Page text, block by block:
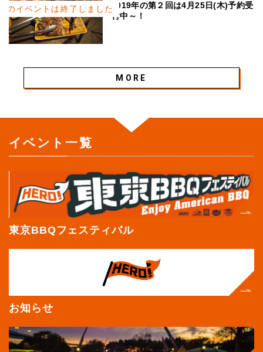
のイベントは終了しました 2019年の第２回は4月25日(木)予約受
付中～！
MORE
イベント一覧
東京BBQフェスティバル
お知らせ